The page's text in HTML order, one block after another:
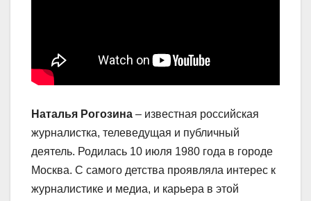
Наталья Рогозина – известная российская
журналистка, телеведущая и публичный
деятель. Родилась 10 июля 1980 года в городе
Москва. С самого детства проявляла интерес к
журналистике и медиа, и карьера в этой